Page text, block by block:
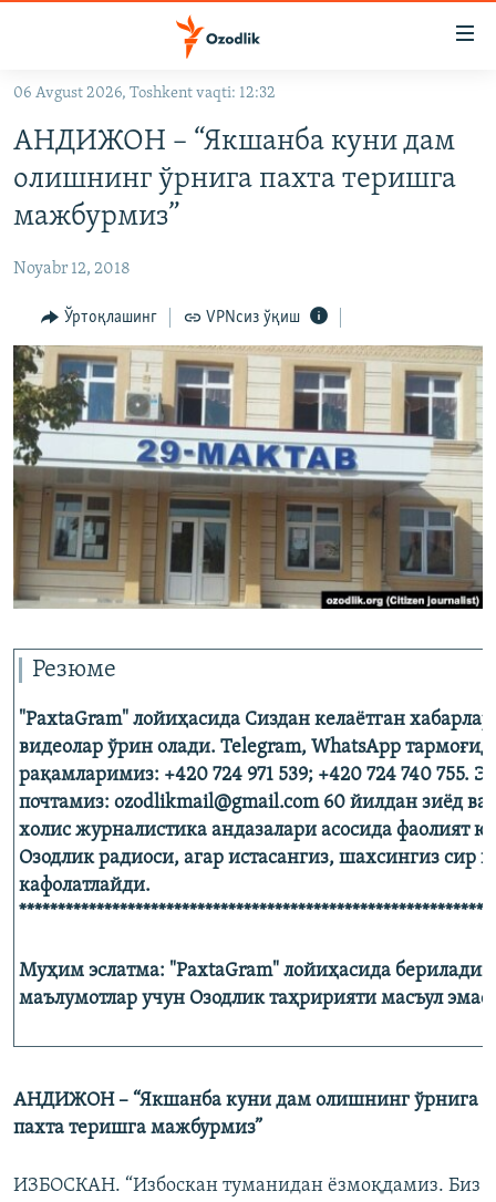
Асосий
навигацияга
ўтинг
Қидиришга
OZODVIDEO
OZODARXIV
На русском
ИЖТИМОИЙ ТАРМОҚЛАР
Озодлик бошқа тилларда
06 Avgust 2026, Toshkent vaqti: 12:32
АНДИЖОН – “Якшанба куни дам
олишнинг ўрнига пахта теришга
мажбурмиз”
Noyabr 12, 2018
Ўртоқлашинг VPNсиз ўқиш
Резюме
"PaxtaGram" лойиҳасида Сиздан келаётган
видеолар ўрин олади. Telegram, WhatsApp
рақамларимиз: +420 724 971 539; +420 724 740 755.
почтамиз: ozodlikmail@gmail.com 60 йилдан зиёд
холис журналистика андазалари асосида фаолият
Озодлик радиоси, агар истасангиз, шахсингиз сир
кафолатлайди.
Муҳим эслатма: "PaxtaGram" лойиҳасида
маълумотлар учун Озодлик таҳририяти масъул эмас!
АНДИЖОН – “Якшанба куни дам олишнинг ўрнига
пахта теришга мажбурмиз”
ИЗБОСКАН. “Избоскан туманидан ёзмоқдамиз. Биз